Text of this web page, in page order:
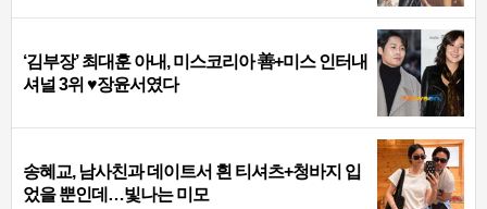
‘김부장’ 최대훈 아내, 미스코리아 善+미스 인터내
셔널 3위 ♥장윤서였다
송혜교, 남사친과 데이트서 흰 티셔츠+청바지 입
었을 뿐인데…빛나는 미모